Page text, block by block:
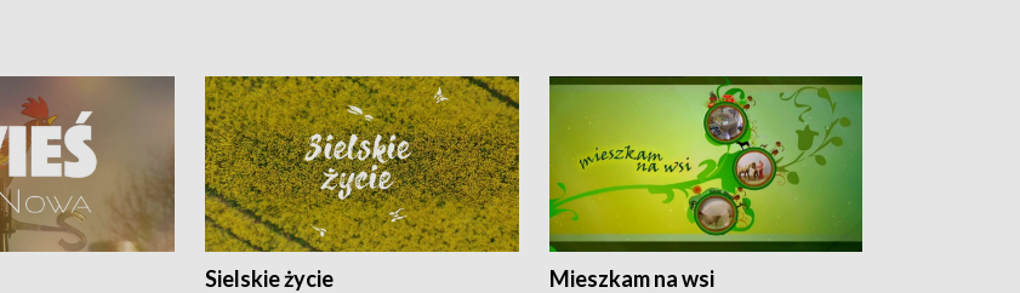
Sielskie życie Mieszkam na wsi